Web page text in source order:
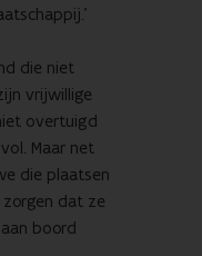
die niet
vrijwillige
overtuigd
Maar net
die plaatsen
dat ze
boord